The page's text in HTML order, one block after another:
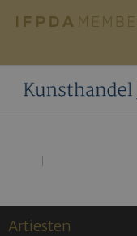
Artiesten